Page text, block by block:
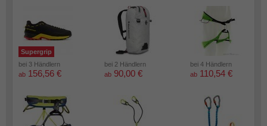
Supergrip
bei 3 Händlern
ab 156,56 €
bei 2 Händlern
ab 90,00 €
bei 4 Händlern
ab 110,54 €